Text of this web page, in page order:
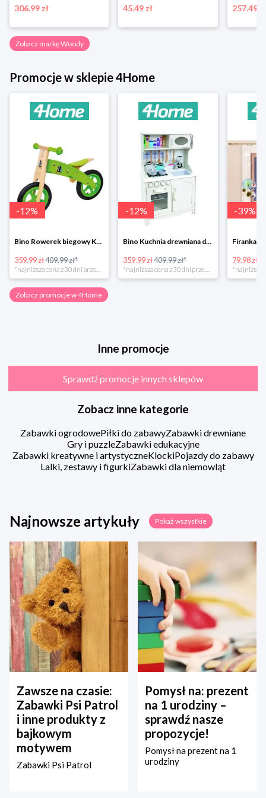
306.99 zł 45.49 zł 257.49 zł
Zobacz markę Woody
Promocje w sklepie 4Home
-12%
Bino Rowerek biegowy Krecik
359.99 zł409.99 zł*
-12%
Bino Kuchnia drewniana dla dzieci Provence
359.99 zł409.99 zł*
-39%
79.98 zł
Zobacz promocje w 4Home
Inne promocje
Sprawdź promocje innych sklepów
Zobacz inne kategorie
Zabawki ogrodowePiłki do zabawyZabawki drewniane
Gry i puzzleZabawki edukacyjne
Zabawki kreatywne i artystyczneKlockiPojazdy do zabawy
Lalki, zestawy i figurkiZabawki dla niemowląt
Najnowsze artykuły Pokaż wszystkie
Zawsze na czasie:
Zabawki Psi Patrol
i inne produkty z
bajkowym
motywem
Zabawki Psi Patrol
Pomysł na: prezent
na 1 urodziny –
sprawdź nasze
propozycje!
Pomysł na prezent na 1
urodziny